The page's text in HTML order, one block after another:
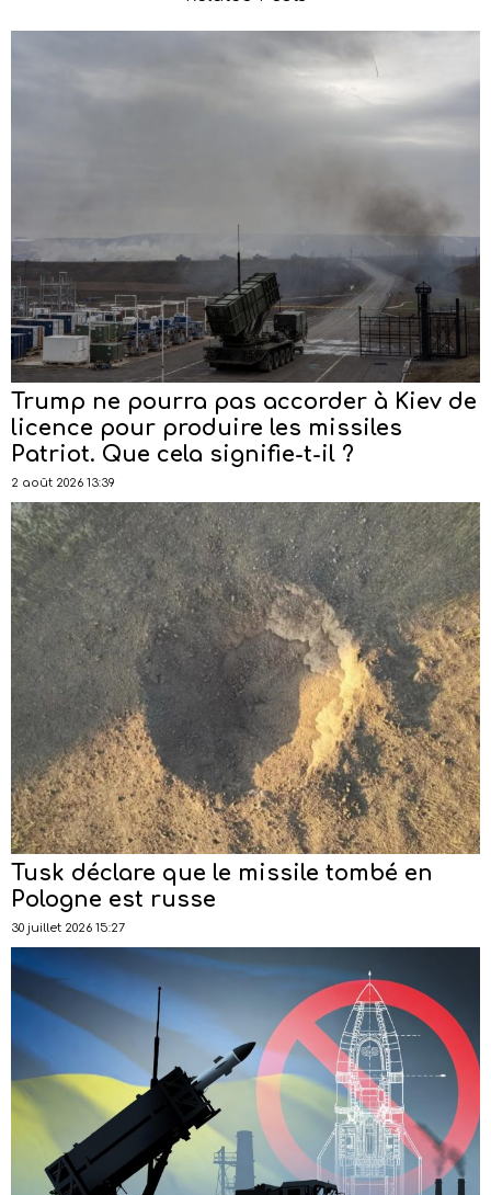
Trump ne pourra pas accorder à Kiev de
licence pour produire les missiles
Patriot. Que cela signifie-t-il ?
2 août 2026 13:39
Tusk déclare que le missile tombé en
Pologne est russe
30 juillet 2026 15:27